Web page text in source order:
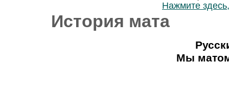
Нажмите
История мата
Мы